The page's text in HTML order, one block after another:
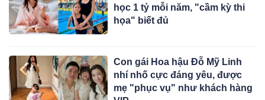
học 1 tỷ mỗi năm, "cầm kỳ thi
họa" biết đủ
Con gái Hoa hậu Đỗ Mỹ Linh
nhí nhố cực đáng yêu, được
mẹ "phục vụ" như khách hàng